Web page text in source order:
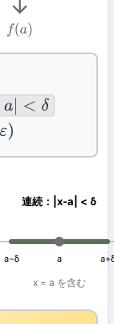
f(a)
|<
δ
連続：|x-a| < δ
a−δ a
x = a を含む